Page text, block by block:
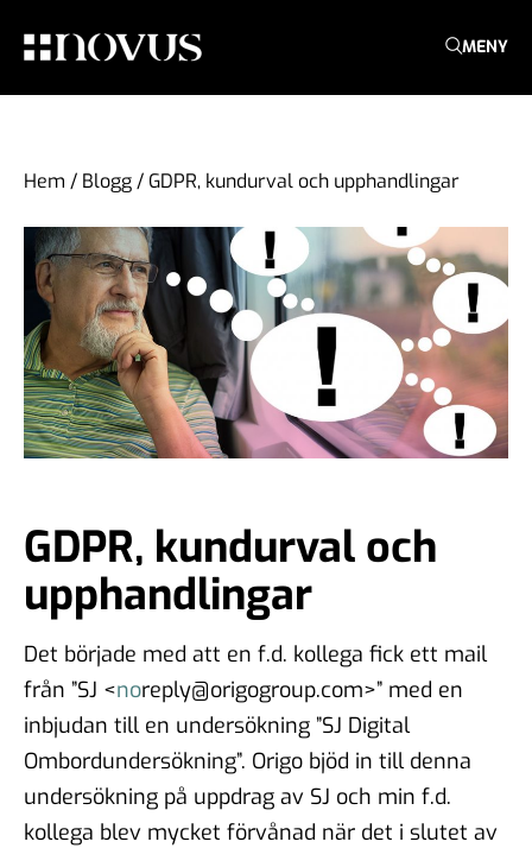
MENY
Hem / Blogg/ GDPR, kundurval och upphandlingar
GDPR, kundurval och
upphandlingar
Det började med att en f.d. kollega fick ett mail
från ”SJ <noreply@origogroup.com>” med en
inbjudan till en undersökning ”SJ Digital
Ombordundersökning”. Origo bjöd in till denna
undersökning på uppdrag av SJ och min f.d.
kollega blev mycket förvånad när det i slutet av